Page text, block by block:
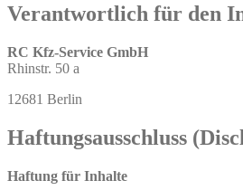
Verantwortlich für den
RC Kfz-Service GmbH
Rhinstr. 50 a
12681 Berlin
Haftungsausschluss
Haftung für Inhalte